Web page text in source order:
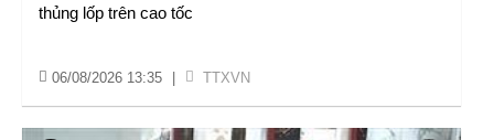
thủng lốp trên cao tốc
06/08/2026 13:35 TTXVN